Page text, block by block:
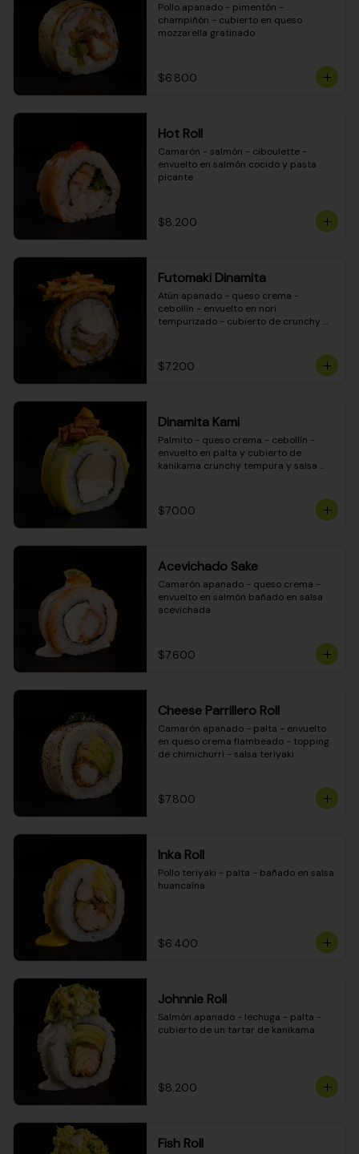
Pollo apanado - pimentón -
champiñón - cubierto en queso
mozzarella gratinado
$6.800
Hot Roll
Camarón - salmón - ciboulette -
envuelto en salmón cocido y pasta
picante
$8.200
Futomaki Dinamita
Atún apanado - queso crema -
cebollín - envuelto en nori
tempurizado - cubierto de crunchy
$7.200
Dinamita Kami
Palmito - queso crema - cebollín -
envuelto en palta y cubierto de
kanikama crunchy tempura y salsa
$7.000
Acevichado Sake
Camarón apanado - queso crema -
envuelto en salmón bañado en salsa
acevichada
$7.600
Cheese Parrillero Roll
Camarón apanado - palta - envuelto
en queso crema flambeado - topping
de chimichurri - salsa teriyaki
$7.800
Inka Roll
Pollo teriyaki - palta - bañado en salsa
huancaína
$6.400
Johnnie Roll
Salmón apanado - lechuga - palta -
cubierto de un tartar de kanikama
$8.200
Fish Roll